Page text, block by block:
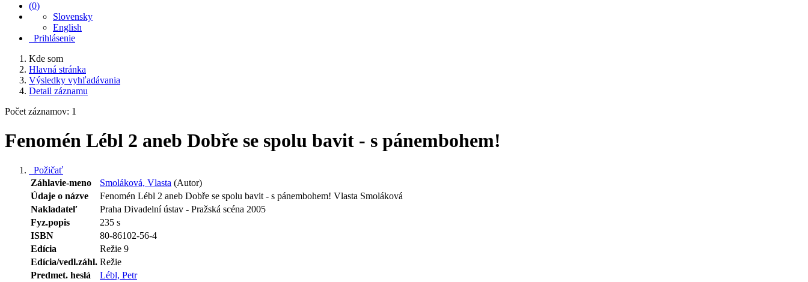
(0)
Slovensky
English
Prihlásenie
Kde som
Hlavná stránka
Výsledky vyhľadávania
Detail záznamu
Počet záznamov: 1
Fenomén Lébl 2 aneb Dobře se spolu bavit - s pánembohem!
Požičať
Záhlavie-meno
Smoláková, Vlasta (Autor)
Údaje o názve
Fenomén Lébl 2 aneb Dobře se spolu bavit - s pánembohem! Vlasta Smoláková
Nakladateľ
Praha Divadelní ústav - Pražská scéna 2005
Fyz.popis
235 s
ISBN
80-86102-56-4
Edícia
Režie 9
Edícia/vedl.záhl. Režie
Predmet. heslá
Lébl, Petr